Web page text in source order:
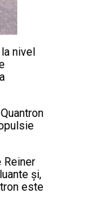
nivel
Reiner
și,
este